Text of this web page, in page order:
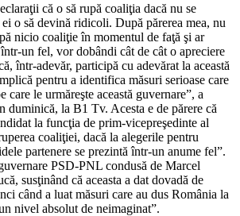
că o să rupă coaliţia dacă nu se
o să devină ridicoli. După părerea mea, nu
nicio coaliţie în momentul de faţă şi ar
un fel, vor dobândi cât de cât o apreciere
într-adevăr, participă cu adevărat la această
pentru a identifica măsuri serioase care
care le urmăreşte această guvernare”, a
duminică, la B1 Tv. Acesta e de părere că
la funcţia de prim-vicepreşedinte al
coaliţiei, dacă la alegerile pentru
partenere se prezintă într-un anume fel”.
PSD-PNL condusă de Marcel
susţinând că aceasta a dat dovadă de
când a luat măsuri care au dus România la
nivel absolut de neimaginat”.